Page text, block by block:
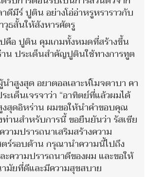
ดีมีร์ ปูติน อย่างโอ่อ่าหรูหราราวกับ
ธสั้นให้สังหารศัตรู
คือ ปูติน คุมเกมทั้งหมดที่สร้างขึ้น
น ประเด็นสำคัญปูตินใช้ทางการทูต
นำสูงสุด อยาตอลเลาะห์โมจตาบา คา
ะเด็นเจรจาว่า “อาทิตย์ที่แล้วผมได้
งสุดอิหร่าน ผมขอให้นำคำขอบคุณ
ท่านสำหรับการนี้ ขอยืนยันว่า รัสเซีย
ามปรารถนาเสริมสร้างความ
ร์รอบด้าน กรุณานำความนี้ไปถึง
ความปรารถนาดีของผม และขอให้
มัยที่ดีและมีความสุขสบาย